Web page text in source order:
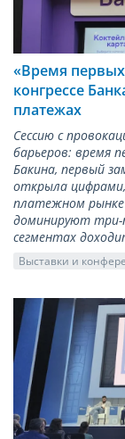
«Время
конгрессе
платежах
Сессию с
барьеров: время
Бакина, первый
открыла
платежном рынке
доминируют три-
сегментах
Выставки и